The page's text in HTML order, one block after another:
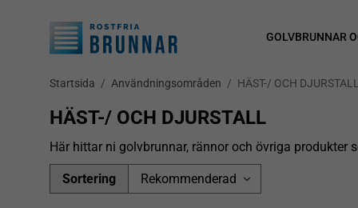
GOLVBRUNNAR
Startsida / Användningsområden / HÄST-/ OCH DJURSTALL
HÄST-/ OCH DJURSTALL
Här hittar ni golvbrunnar, rännor och övriga
Sortering